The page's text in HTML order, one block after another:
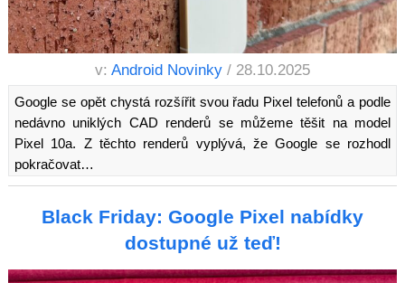
v: Android Novinky / 28.10.2025
Google se opět chystá rozšířit svou řadu Pixel telefonů a podle
nedávno uniklých CAD renderů se můžeme těšit na model
Pixel 10a. Z těchto renderů vyplývá, že Google se rozhodl
pokračovat…
Black Friday: Google Pixel nabídky
dostupné už teď!